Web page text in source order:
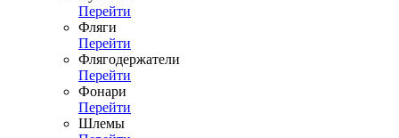
Перейти
Фляги
Перейти
Флягодержатели
Перейти
Фонари
Перейти
Шлемы